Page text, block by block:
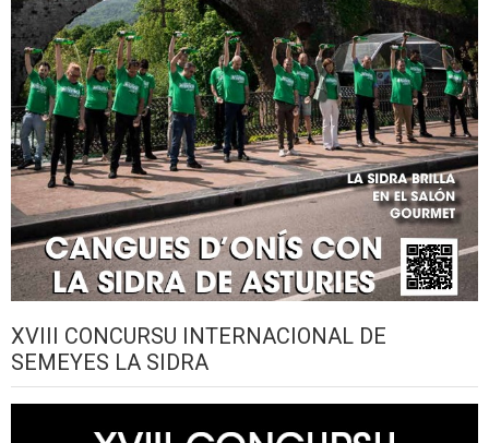
XVIII CONCURSU INTERNACIONAL DE
SEMEYES LA SIDRA